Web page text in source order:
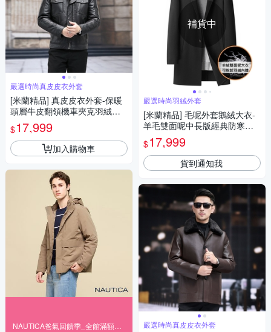
嚴選時尚真皮皮衣外套
[米蘭精品] 真皮皮衣外套-保暖
頭層牛皮翻領機車夾克羽絨加
厚男外套74ja73
$17,999
加入購物車
補貨中
嚴選時尚羽絨外套
[米蘭精品] 毛呢外套鵝絨大衣-
羊毛雙面呢中長版經典防寒保
暖男外套74df55
$17,999
貨到通知我
嚴選時尚真皮皮衣外套